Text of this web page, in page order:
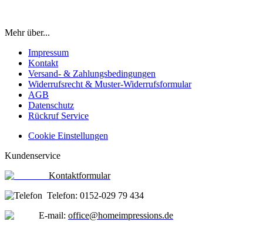
Mehr über...
Impressum
Kontakt
Versand- & Zahlungsbedingungen
Widerrufsrecht & Muster-Widerrufsformular
AGB
Datenschutz
Rückruf Service
Cookie Einstellungen
Kundenservice
Kontaktformular
Telefon: 0152-029 79 434
E-mail: office@homeimpressions.de